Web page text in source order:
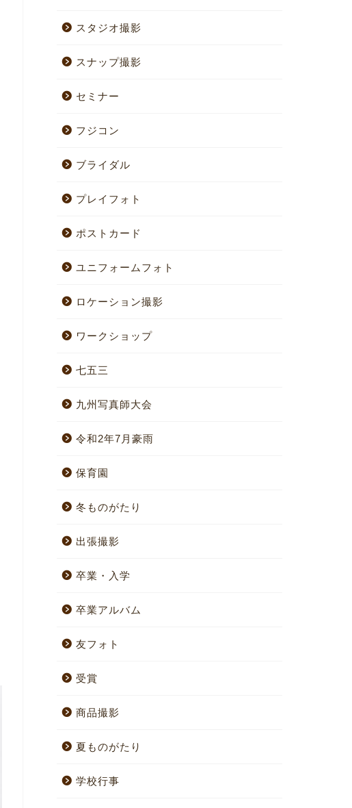
スタジオ撮影
スナップ撮影
セミナー
フジコン
ブライダル
プレイフォト
ポストカード
ユニフォームフォト
ロケーション撮影
ワークショップ
七五三
九州写真師大会
令和2年7月豪雨
保育園
冬ものがたり
出張撮影
卒業・入学
卒業アルバム
友フォト
受賞
商品撮影
夏ものがたり
学校行事